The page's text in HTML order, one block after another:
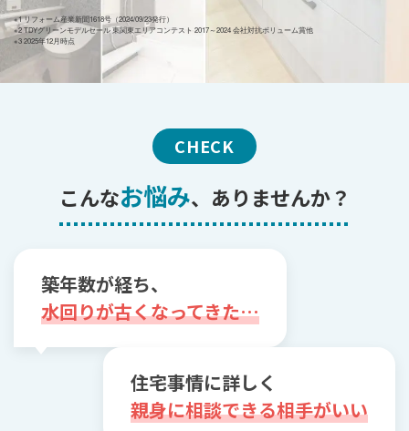
※1 リフォーム産業新聞1618号（2024/09/23発行）
※2 TDYグリーンモデルセール 東関東エリアコンテスト 2017～2024 会社対抗ボリューム賞他
※3 2025年12月時点
CHECK
こんなお悩み、ありませんか？
築年数が経ち、
水回りが古くなってきた…
住宅事情に詳しく
親身に相談できる相手がいい